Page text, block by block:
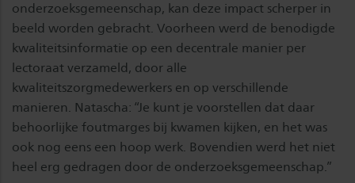
onderzoeksgemeenschap, kan deze impact scherper in
beeld worden gebracht. Voorheen werd de benodigde
kwaliteitsinformatie op een decentrale manier per
lectoraat verzameld, door alle
kwaliteitszorgmedewerkers en op verschillende
manieren. Natascha: “Je kunt je voorstellen dat daar
behoorlijke foutmarges bij kwamen kijken, en het was
ook nog eens een hoop werk. Bovendien werd het niet
heel erg gedragen door de onderzoeksgemeenschap.”